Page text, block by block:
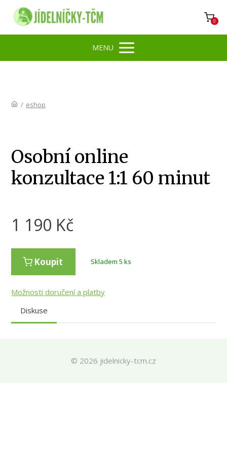
0
MENU
/ eshop
Osobní online
konzultace 1:1 60 minut
1 190 Kč
Koupit Skladem 5 ks
Možnosti doručení a platby
Diskuse
© 2026 jidelnicky-tcm.cz